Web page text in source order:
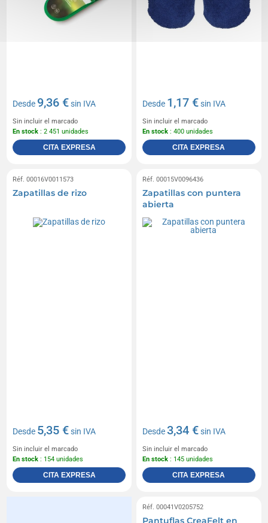
Desde 9,36 €sin IVA
Sin incluir el marcado
En stock : 2 451 unidades
CITA EXPRESA
Desde 1,17 €sin IVA
Sin incluir el marcado
En stock : 400 unidades
CITA EXPRESA
Réf. 00016V0011573
Zapatillas de rizo
Desde 5,35 €sin IVA
Sin incluir el marcado
En stock : 154 unidades
CITA EXPRESA
Réf. 00015V0096436
Zapatillas con puntera
abierta
Desde3,34 €sin IVA
Sin incluir el marcado
En stock : 145 unidades
CITA EXPRESA
Réf. 00041V0205752
Pantuflas CreaFelt en